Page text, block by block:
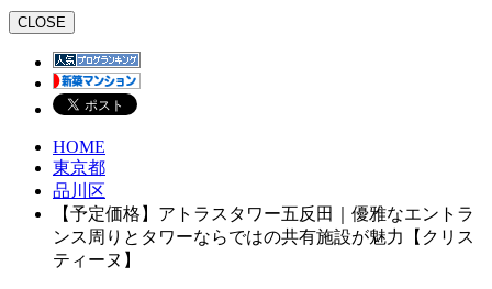
CLOSE
HOME
東京都
品川区
【予定価格】アトラスタワー五反田｜優雅なエントラ
ンス周りとタワーならではの共有施設が魅力【クリス
ティーヌ】